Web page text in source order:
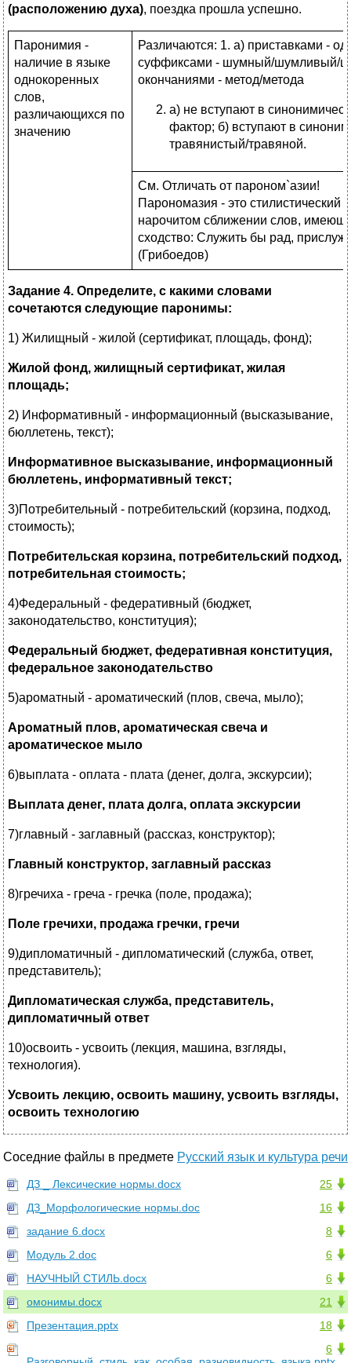
(расположению духа), поездка прошла успешно.
Паронимия -
наличие в языке
однокоренных
слов,
различающихся по
значению
Различаются: 1. а) приставками -
суффиксами - шумный/шумливый/
окончаниями - метод/метода
а) не вступают в
фактор; б) вступают в
травянистый/травяной.
См. Отличать от пароном`азии!
Парономазия - это стилистический
нарочитом сближении слов,
сходство: Служить бы рад,
(Грибоедов)
Задание 4. Определите, с какими словами
сочетаются следующие паронимы:
1) Жилищный - жилой (сертификат, площадь, фонд);
Жилой фонд, жилищный сертификат, жилая
площадь;
2) Информативный - информационный (высказывание,
бюллетень, текст);
Информативное высказывание, информационный
бюллетень, информативный текст;
3)Потребительный - потребительский (корзина, подход,
стоимость);
Потребительская корзина, потребительский подход,
потребительная стоимость;
4)Федеральный - федеративный (бюджет,
законодательство, конституция);
Федеральный бюджет, федеративная конституция,
федеральное законодательство
5)ароматный - ароматический (плов, свеча, мыло);
Ароматный плов, ароматическая свеча и
ароматическое мыло
6)выплата - оплата - плата (денег, долга, экскурсии);
Выплата денег, плата долга, оплата экскурсии
7)главный - заглавный (рассказ, конструктор);
Главный конструктор, заглавный рассказ
8)гречиха - греча - гречка (поле, продажа);
Поле гречихи, продажа гречки, гречи
9)дипломатичный - дипломатический (служба, ответ,
представитель);
Дипломатическая служба, представитель,
дипломатичный ответ
10)освоить - усвоить (лекция, машина, взгляды,
технология).
Усвоить лекцию, освоить машину, усвоить взгляды,
освоить технологию
Соседние файлы в предмете Русский язык и культура речи
25
ДЗ _ Лексические нормы.docx
16
ДЗ_Морфологические нормы.doc
8
задание 6.docx
6
Модуль 2.doc
6
НАУЧНЫЙ СТИЛЬ.docx
21
омонимы.docx
18
Презентация.pptx
6